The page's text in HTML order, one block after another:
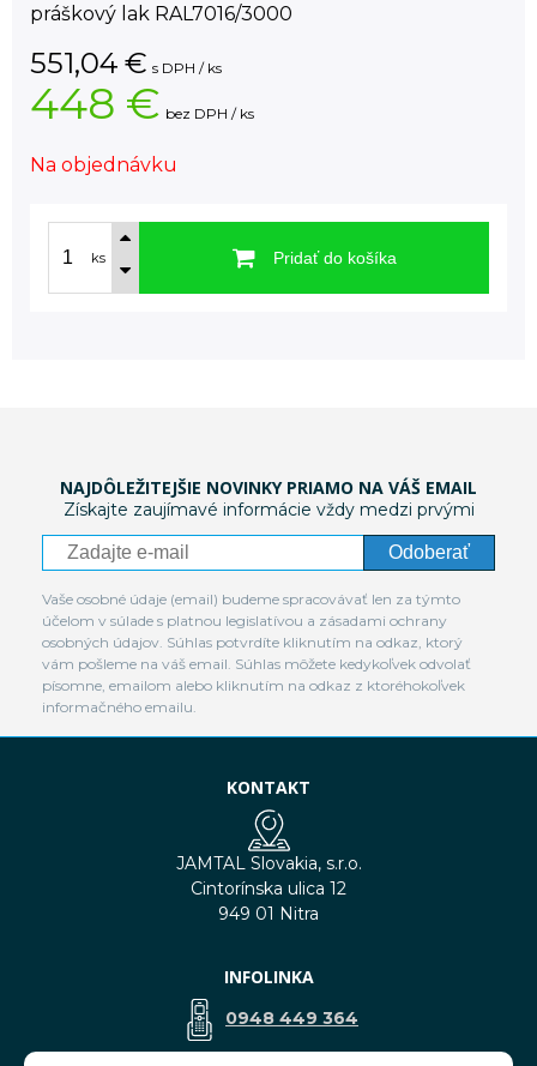
práškový lak RAL7016/3000
551,04 € s DPH / ks
448 € bez DPH / ks
Na objednávku
ks Pridať do košíka
NAJDÔLEŽITEJŠIE NOVINKY PRIAMO NA VÁŠ EMAIL
Získajte zaujímavé informácie vždy medzi prvými
Odoberať
Vaše osobné údaje (email) budeme spracovávať len za týmto
účelom v súlade s platnou legislatívou a zásadami ochrany
osobných údajov. Súhlas potvrdíte kliknutím na odkaz, ktorý
vám pošleme na váš email. Súhlas môžete kedykoľvek odvolať
písomne, emailom alebo kliknutím na odkaz z ktoréhokoľvek
informačného emailu.
KONTAKT
JAMTAL Slovakia, s.r.o.
Cintorínska ulica 12
949 01 Nitra
INFOLINKA
0948 449 364